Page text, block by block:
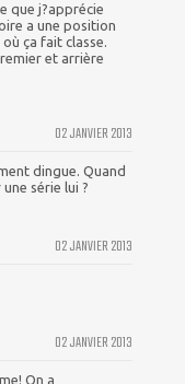
que j?apprécie
a une position
ça fait classe.
et arrière
02 JANVIER 2013
dingue. Quand
série lui ?
02 JANVIER 2013
02 JANVIER 2013
On a